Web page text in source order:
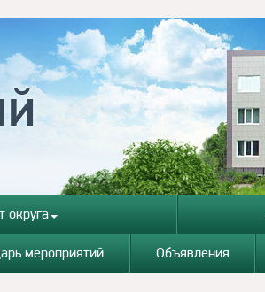
округа
мероприятий Объявления